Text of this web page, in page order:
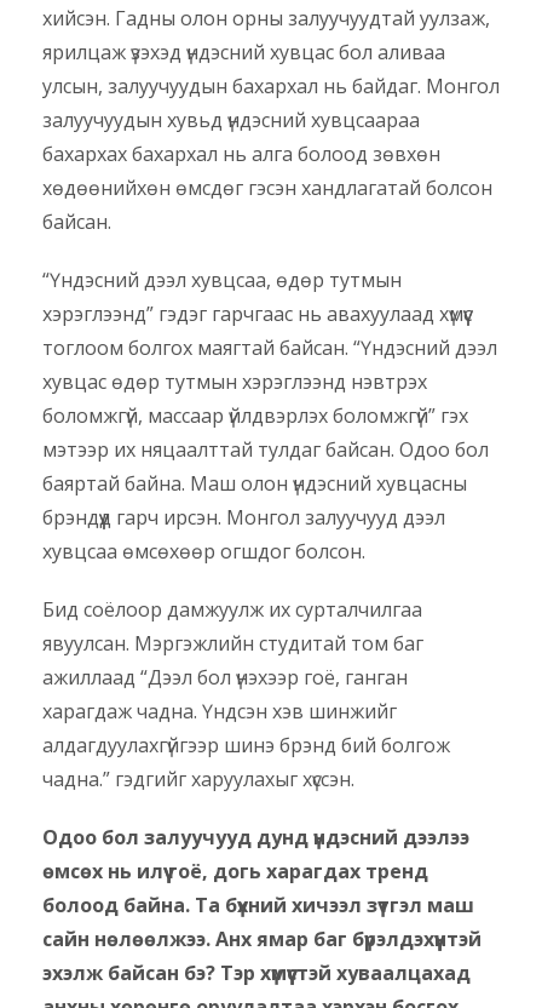
хийсэн. Гадны олон орны залуучуудтай уулзаж,
ярилцаж үзэхэд үндэсний хувцас бол аливаа
улсын, залуучуудын бахархал нь байдаг. Монгол
залуучуудын хувьд үндэсний хувцсаараа
бахархах бахархал нь алга болоод зөвхөн
хөдөөнийхөн өмсдөг гэсэн хандлагатай болсон
байсан.
“Үндэсний дээл хувцсаа, өдөр тутмын
хэрэглээнд” гэдэг гарчгаас нь авахуулаад хүмүүс
тоглоом болгох маягтай байсан. “Үндэсний дээл
хувцас өдөр тутмын хэрэглээнд нэвтрэх
боломжгүй, массаар үйлдвэрлэх боломжгүй” гэх
мэтээр их няцаалттай тулдаг байсан. Одоо бол
баяртай байна. Маш олон үндэсний хувцасны
брэндүүд гарч ирсэн. Монгол залуучууд дээл
хувцсаа өмсөхөөр огшдог болсон.
Бид соёлоор дамжуулж их сурталчилгаа
явуулсан. Мэргэжлийн студитай том баг
ажиллаад “Дээл бол үнэхээр гоё, ганган
харагдаж чадна. Үндсэн хэв шинжийг
алдагдуулахгүйгээр шинэ брэнд бий болгож
чадна.” гэдгийг харуулахыг хүссэн.
Одоо бол залуучууд дунд үндэсний дээлээ
өмсөх нь илүү гоё, догь харагдах тренд
болоод байна. Та бүхний хичээл зүтгэл маш
сайн нөлөөлжээ. Анх ямар баг бүрэлдэхүүнтэй
эхэлж байсан бэ? Тэр хүмүүстэй хуваалцахад